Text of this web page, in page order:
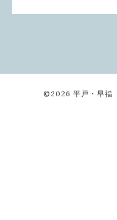
©2026 平戸・早